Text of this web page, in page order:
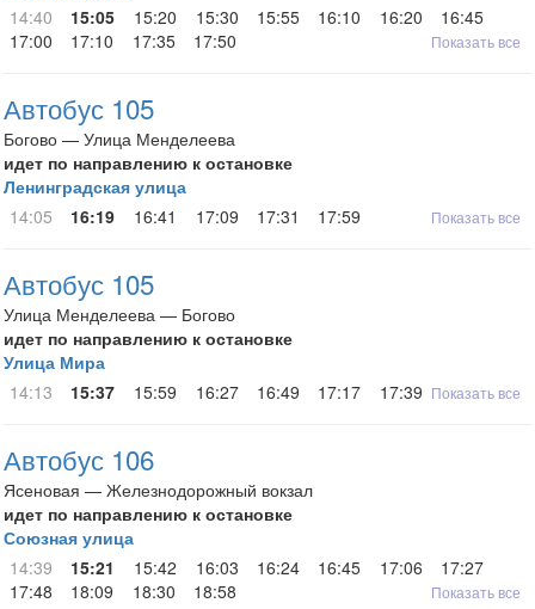
14:40
15:05 15:20 15:30 15:55 16:10 16:20
16:45
17:00
17:10 17:35 17:50 Показать все
Автобус 105
Богово — Улица Менделеева
идет по направлению к остановке
Ленинградская улица
14:05
16:19 16:41 17:09 17:31 17:59 Показать все
Автобус 105
Улица Менделеева — Богово
идет по направлению к остановке
Улица Мира
14:13
15:37 15:59 16:27 16:49 17:17 17:39 18:07
Показать все
Автобус 106
Ясеновая — Железнодорожный вокзал
идет по направлению к остановке
Союзная улица
14:39
15:21 15:42 16:03 16:24 16:45 17:06
17:27
17:48
18:09 18:30 18:58 Показать все